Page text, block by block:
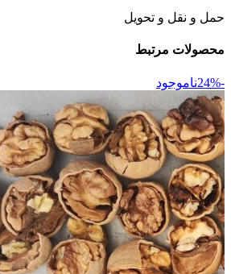
حمل و نقل و تحویل
محصولات مرتبط
-24% ناموجود